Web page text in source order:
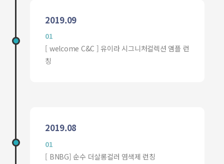
2019.09
01
[ welcome C&C ] 유이라 시그니처컬렉션 앰플 런
칭
2019.08
01
[ BNBG] 순수 더살롱컬러 염색제 런칭